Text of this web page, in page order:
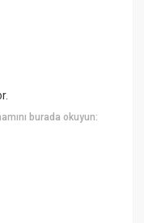
burada okuyun: